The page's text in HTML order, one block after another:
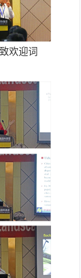
欢迎词